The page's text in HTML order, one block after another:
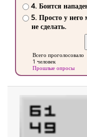
4. Боится
5. Просто у него
не сделать.
Всего проголосовало
1 человек
Прошлые опросы